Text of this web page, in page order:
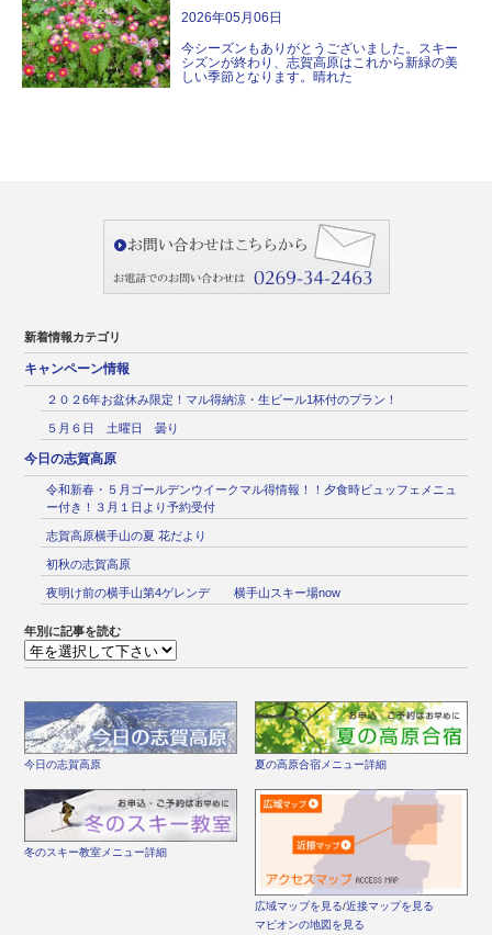
2026年05月06日
今シーズンもありがとうございました。スキー
シズンが終わり、志賀高原はこれから新緑の美
しい季節となります。晴れた
新着情報カテゴリ
キャンペーン情報
２０２6年お盆休み限定！マル得納涼・生ビール1杯付のプラン！
５月６日 土曜日 曇り
今日の志賀高原
令和新春・５月ゴールデンウイークマル得情報！！夕食時ビュッフェメニュ
ー付き！３月１日より予約受付
志賀高原横手山の夏 花だより
初秋の志賀高原
夜明け前の横手山第4ゲレンデ 横手山スキー場now
年別に記事を読む
今日の志賀高原 夏の高原合宿メニュー詳細
冬のスキー教室メニュー詳細
広域マップを見る/近接マップを見る
マピオンの地図を見る